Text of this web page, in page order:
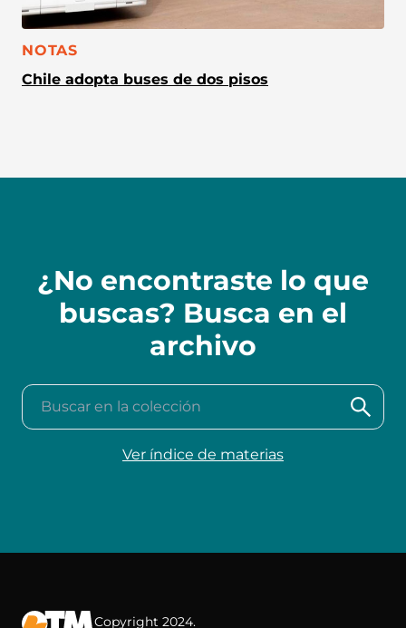
CATEGORÍA:
NOTAS
Chile adopta buses de dos pisos
¿No encontraste lo que
buscas? Busca en el
archivo
Buscar en la colección
Ver índice de materias
Copyright 2024.